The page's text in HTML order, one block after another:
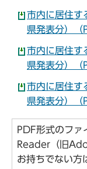
市内に居住す
県発表分）（
市内に居住す
県発表分）（
市内に居住す
県発表分）（
PDF形式のフ
Reader（旧
お持ちでない